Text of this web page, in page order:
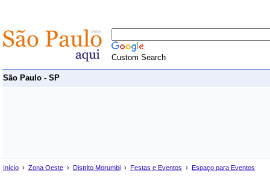
Custom Search
São Paulo - SP
Início › Zona Oeste › Distrito Morumbi › Festas e Eventos › Espaço para Eventos